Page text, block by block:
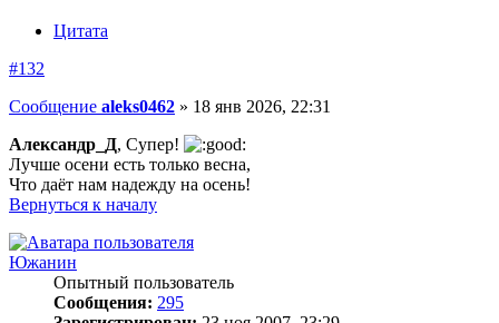
Цитата
#132
Сообщение aleks0462 » 18 янв 2026, 22:31
Александр_Д, Супер!
Лучше осени есть только весна,
Что даёт нам надежду на осень!
Вернуться к началу
Южанин
Опытный пользователь
Сообщения: 295